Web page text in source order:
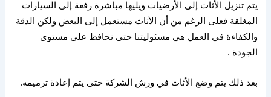
يتم تنزيل الأثاث إلى الأرضيات ويليها مباشرة رفعة إلى السيارات
المغلقة فعلى الرغم من أن الأثاث مستعمل إلى البعض ولكن الدقة
والكفاءة في العمل هي مسئوليتنا حتى نحافظ على مستوى
الجودة .
بعد ذلك يتم وضع الأثاث في ورش الشركة حتى يتم إعادة ترميمه.